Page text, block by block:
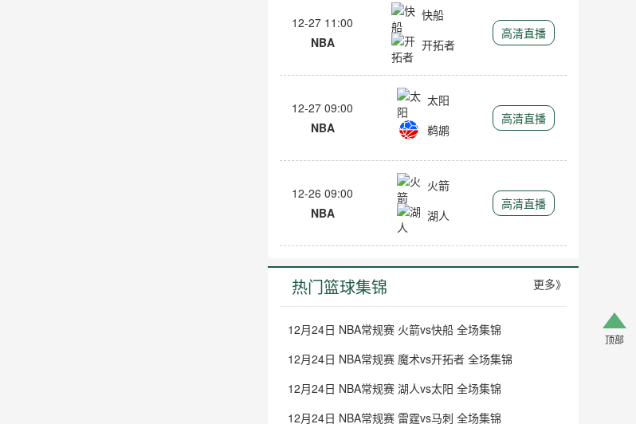
12-27 11:00
NBA
快船
开拓者
高清直播
12-27 09:00
NBA
太阳
鹈鹕
高清直播
12-26 09:00
NBA
火箭
湖人
高清直播
热门篮球集锦 更多》
12月24日 NBA常规赛 火箭vs快船 全场集锦
12月24日 NBA常规赛 魔术vs开拓者 全场集锦
12月24日 NBA常规赛 湖人vs太阳 全场集锦
12月24日 NBA常规赛 雷霆vs马刺 全场集锦
顶部